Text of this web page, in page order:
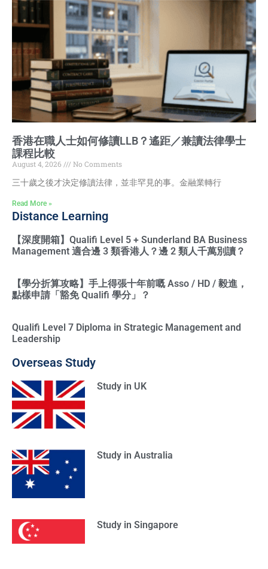
香港在職人士如何修讀LLB？遙距／兼讀法律學士
課程比較
August 4, 2026
No Comments
三十歲之後才決定修讀法律，並非罕見的事。金融業轉行
Read More »
Distance Learning
【深度開箱】Qualifi Level 5 + Sunderland BA Business
Management 適合邊 3 類香港人？邊 2 類人千萬別讀？
【學分折算攻略】手上得張十年前嘅 Asso / HD / 毅進，
點樣申請「豁免 Qualifi 學分」？
Qualifi Level 7 Diploma in Strategic Management and
Leadership
Overseas Study
Study in UK
Study in Australia
Study in Singapore